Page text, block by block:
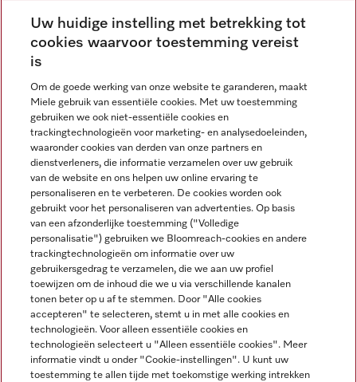
Contact contact@miele-support.be
Taal
NEDERLANDS
Wettelijke Informatie
Algemene voorwaarden
Privacybeleid
Miele op Facebook
Miele op Youtube
Miele op Instagram
Miele op Pinterest
Uw huidige instelling met betrekking tot
cookies waarvoor toestemming vereist
is
Om de goede werking van onze website te garanderen, maakt
Miele gebruik van essentiële cookies. Met uw toestemming
gebruiken we ook niet-essentiële cookies en
trackingtechnologieën voor marketing- en analysedoeleinden,
waaronder cookies van derden van onze partners en
dienstverleners, die informatie verzamelen over uw gebruik
van de website en ons helpen uw online ervaring te
personaliseren en te verbeteren. De cookies worden ook
gebruikt voor het personaliseren van advertenties. Op basis
van een afzonderlijke toestemming ("Volledige
personalisatie") gebruiken we Bloomreach-cookies en andere
trackingtechnologieën om informatie over uw
gebruikersgedrag te verzamelen, die we aan uw profiel
toewijzen om de inhoud die we u via verschillende kanalen
tonen beter op u af te stemmen. Door "Alle cookies
accepteren" te selecteren, stemt u in met alle cookies en
technologieën. Voor alleen essentiële cookies en
technologieën selecteert u "Alleen essentiële cookies". Meer
informatie vindt u onder "Cookie-instellingen". U kunt uw
toestemming te allen tijde met toekomstige werking intrekken